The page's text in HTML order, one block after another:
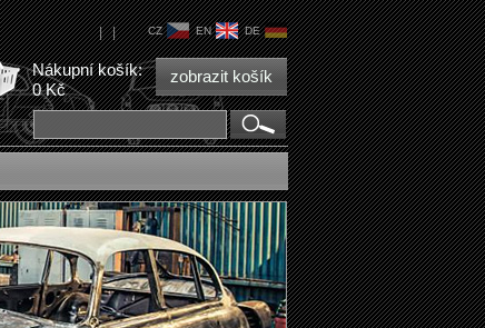
CZ EN DE
||
Nákupní košík:
0 Kč
zobrazit košík